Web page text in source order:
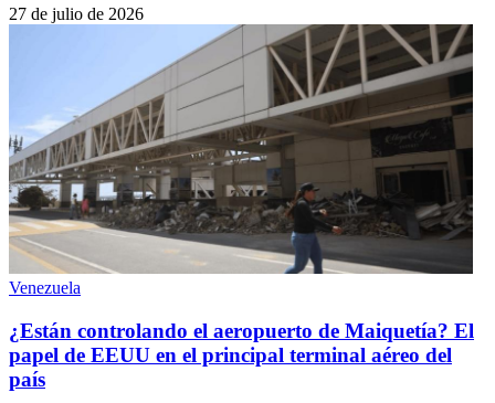
27 de julio de 2026
Venezuela
¿Están controlando el aeropuerto de Maiquetía? El
papel de EEUU en el principal terminal aéreo del
país